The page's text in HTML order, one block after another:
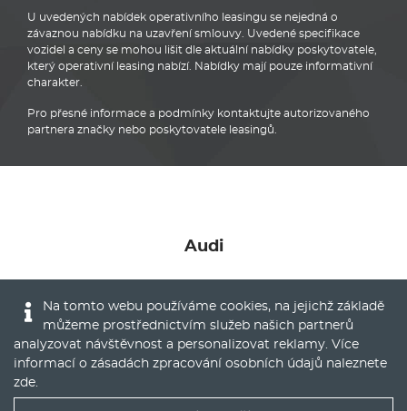
U uvedených nabídek operativního leasingu se nejedná o
závaznou nabídku na uzavření smlouvy. Uvedené specifikace
vozidel a ceny se mohou lišit dle aktuální nabídky poskytovatele,
který operativní leasing nabízí. Nabídky mají pouze informativní
charakter.
Pro přesné informace a podmínky kontaktujte autorizovaného
partnera značky nebo poskytovatele leasingů.
Audi
© 2016 - 2022 Global Vision a.s.|Nastavení cookies
Na tomto webu používáme cookies, na jejichž základě
můžeme prostřednictvím služeb našich partnerů
analyzovat návštěvnost a personalizovat reklamy. Více
informací o zásadách zpracování osobních údajů naleznete
zde.